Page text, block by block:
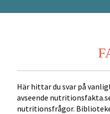
Här hittar du svar på
avseende
nutritionsfrågor.